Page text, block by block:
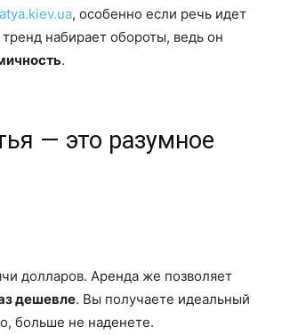
, особенно если речь идет
набирает обороты, ведь он
.
— это разумное
долларов. Аренда же позволяет
дешевле. Вы получаете идеальный
больше не наденете.